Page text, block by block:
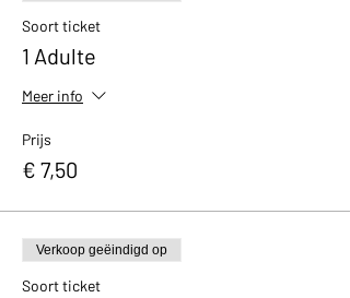
Soort ticket
1 Adulte
Meer info
Prijs
€ 7,50
Verkoop geëindigd op
Soort ticket